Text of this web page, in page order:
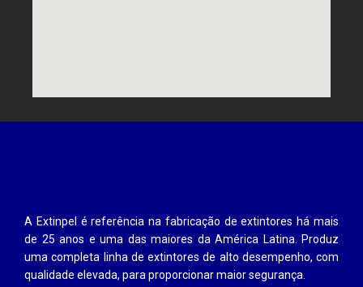
A Extinpel é referência na fabricação de extintores há mais
de 25 anos e uma das maiores da América Latina. Produz
uma completa linha de extintores de alto desempenho, com
qualidade elevada, para proporcionar maior segurança.